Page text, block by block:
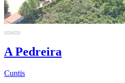
A Pedreira
Cuntis